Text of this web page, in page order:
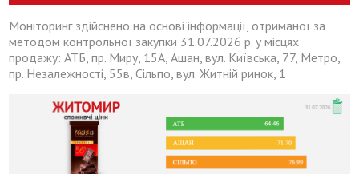
Моніторинг здійснено на основі інформації, отриманої за
методом контрольної закупки 31.07.2026 р. у місцях
продажу: АТБ, пр. Миру, 15А, Ашан, вул. Київська, 77, Метро,
пр. Незалежності, 55в, Сільпо, вул. Житній ринок, 1